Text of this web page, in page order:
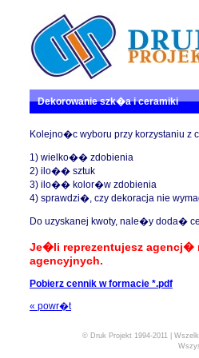
Dekorowanie szk�a i ceramiki
Kolejno�c wyboru przy korzystaniu z
1) wielko�� zdobienia
2) ilo�� sztuk
3) ilo�� kolor�w zdobienia
4) sprawdzi�, czy dekoracja nie
Do uzyskanej kwoty, nale�y doda�
Je�li reprezentujesz agencj�
agencyjnych.
Pobierz cennik w formacie *.pdf
« powr�t
© Druk Projekt 1994-2011 |